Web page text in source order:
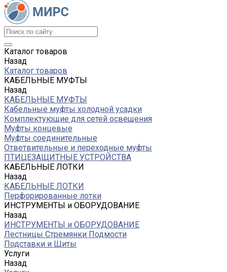
Каталог товаров
Назад
Каталог товаров
КАБЕЛЬНЫЕ МУФТЫ
Назад
КАБЕЛЬНЫЕ МУФТЫ
Кабельные муфты холодной усадки
Комплектующие для сетей освещения
Муфты концевые
Муфты соединительные
Ответвительные и переходные муфты
ПТИЦЕЗАЩИТНЫЕ УСТРОЙСТВА
КАБЕЛЬНЫЕ ЛОТКИ
Назад
КАБЕЛЬНЫЕ ЛОТКИ
Перфорированные лотки
ИНСТРУМЕНТЫ и ОБОРУДОВАНИЕ
Назад
ИНСТРУМЕНТЫ и ОБОРУДОВАНИЕ
Лестницы Стремянки Подмости
Подставки и Щиты
Услуги
Назад